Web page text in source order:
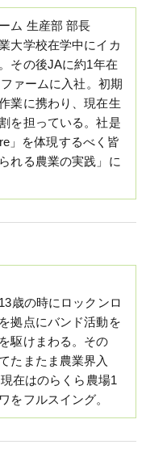
ム 生産部 部長
大学校在学中にイカ
その後JAに約1年在
ァームに入社。初期
業に携わり、現在生
を担っている。社是
」を体現するべく皆
れる農業の実践」に
歳の時にロックンロ
拠点にバンド活動を
駆けまわる。その
たまたま農業界入
在はのらくら農場1
をフルスイング。